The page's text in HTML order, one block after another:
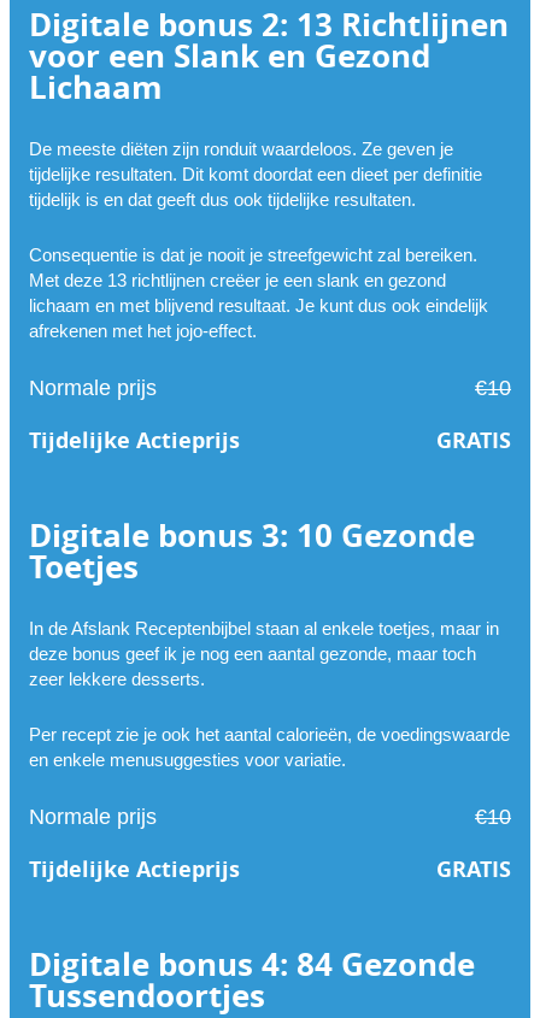
Digitale bonus 2: 13 Richtlijnen
voor een Slank en Gezond
Lichaam
De meeste diëten zijn ronduit waardeloos. Ze geven je
tijdelijke resultaten. Dit komt doordat een dieet per definitie
tijdelijk is en dat geeft dus ook tijdelijke resultaten.
Consequentie is dat je nooit je streefgewicht zal bereiken.
Met deze 13 richtlijnen creëer je een slank en gezond
lichaam en met blijvend resultaat. Je kunt dus ook eindelijk
afrekenen met het jojo-effect.
Normale prijs €10
Tijdelijke Actieprijs GRATIS
Digitale bonus 3: 10 Gezonde
Toetjes
In de Afslank Receptenbijbel staan al enkele toetjes, maar in
deze bonus geef ik je nog een aantal gezonde, maar toch
zeer lekkere desserts.
Per recept zie je ook het aantal calorieën, de voedingswaarde
en enkele menusuggesties voor variatie.
Normale prijs €10
Tijdelijke Actieprijs GRATIS
Digitale bonus 4: 84 Gezonde
Tussendoortjes